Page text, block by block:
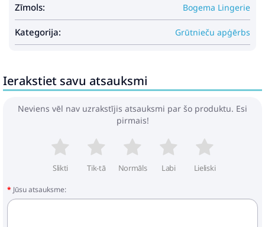
Zīmols: Bogema Lingerie
Kategorija: Grūtnieču apģērbs
Ierakstiet savu atsauksmi
Neviens vēl nav uzrakstījis atsauksmi par šo produktu. Esi
pirmais!
Slikti Tik-tā Normāls Labi Lieliski
Jūsu atsauksme: